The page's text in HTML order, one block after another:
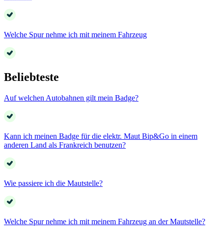
Welche Spur nehme ich mit meinem Fahrzeug
Beliebteste
Auf welchen Autobahnen gilt mein Badge?
Kann ich meinen Badge für die elektr. Maut Bip&Go in einem
anderen Land als Frankreich benutzen?
Wie passiere ich die Mautstelle?
Welche Spur nehme ich mit meinem Fahrzeug an der Mautstelle?